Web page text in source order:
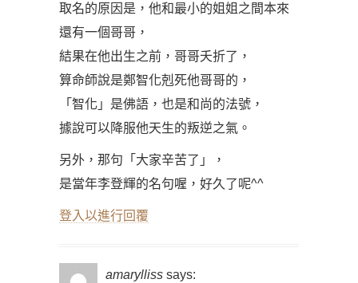
取名的原因是，他和最小的姐姐之間本來
還有一個哥哥，
結果在他出生之前，哥哥夭折了，
算命師說是鄭智化剋死他哥哥的，
「智化」是佛語，也是和尚的法號，
據說可以降服他天生的叛逆之氣。
另外，那句「大家辛苦了」，
是當年李登輝的名句喔，好久了呢^^
登入以進行回覆
amarylliss says: